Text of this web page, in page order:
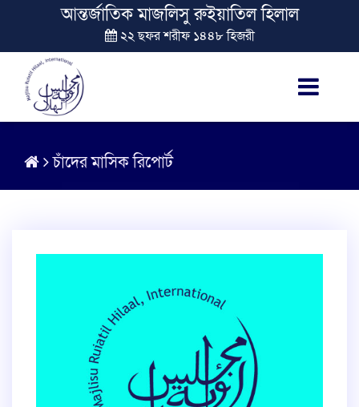
আন্তর্জাতিক মাজলিসু রুইয়াতিল হিলাল
২২ ছফর শরীফ ১৪৪৮ হিজরী
চাঁদের মাসিক রিপোর্ট